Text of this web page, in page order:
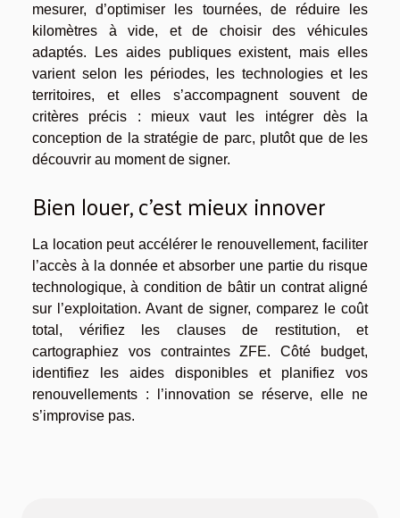
mesurer, d’optimiser les tournées, de réduire les
kilomètres à vide, et de choisir des véhicules
adaptés. Les aides publiques existent, mais elles
varient selon les périodes, les technologies et les
territoires, et elles s’accompagnent souvent de
critères précis : mieux vaut les intégrer dès la
conception de la stratégie de parc, plutôt que de les
découvrir au moment de signer.
Bien louer, c’est mieux innover
La location peut accélérer le renouvellement, faciliter
l’accès à la donnée et absorber une partie du risque
technologique, à condition de bâtir un contrat aligné
sur l’exploitation. Avant de signer, comparez le coût
total, vérifiez les clauses de restitution, et
cartographiez vos contraintes ZFE. Côté budget,
identifiez les aides disponibles et planifiez vos
renouvellements : l’innovation se réserve, elle ne
s’improvise pas.